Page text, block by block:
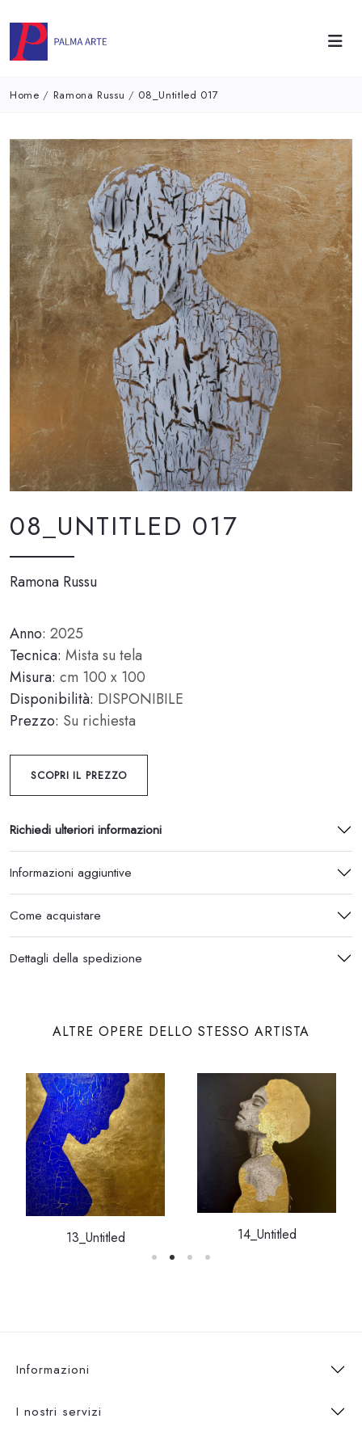
Home / Ramona Russu / 08_Untitled 017
08_UNTITLED 017
Ramona Russu
Anno: 2025
Tecnica: Mista su tela
Misura: cm 100 x 100
Disponibilità: DISPONIBILE
Prezzo: Su richiesta
SCOPRI IL PREZZO
Richiedi ulteriori informazioni
Informazioni aggiuntive
Come acquistare
Dettagli della spedizione
ALTRE OPERE DELLO STESSO ARTISTA
13_Untitled 14_Untitled
Informazioni
I nostri servizi